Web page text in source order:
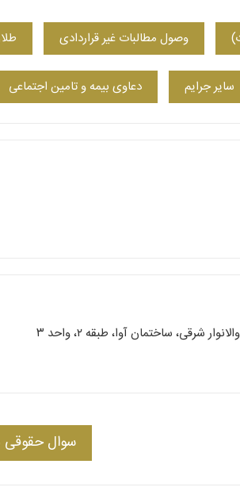
وصول مطالبات غیر قراردادی
سایر جرایم دعاوی بیمه و تامین اجتماعی
شرقی، ساختمان آوا، طبقه ۲، واحد ۳
سوال حقوقی